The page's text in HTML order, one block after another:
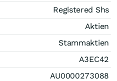
Registered Shs
Aktien
Stammaktien
A3EC42
AU0000273088